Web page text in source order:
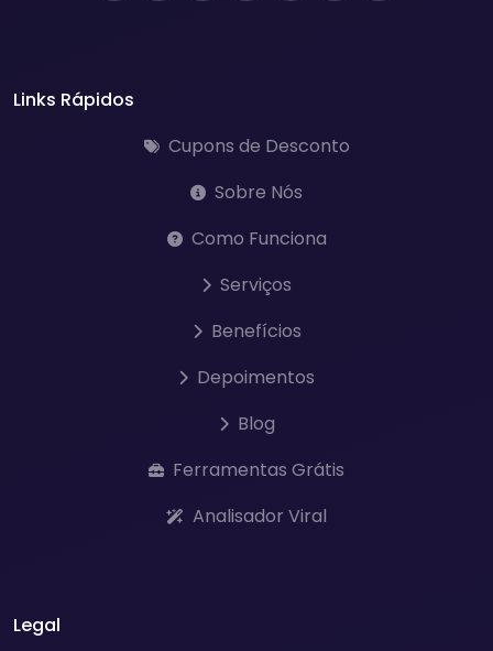
Links Rápidos
Cupons de Desconto
Sobre Nós
Como Funciona
Serviços
Benefícios
Depoimentos
Blog
Ferramentas Grátis
Analisador Viral
Legal